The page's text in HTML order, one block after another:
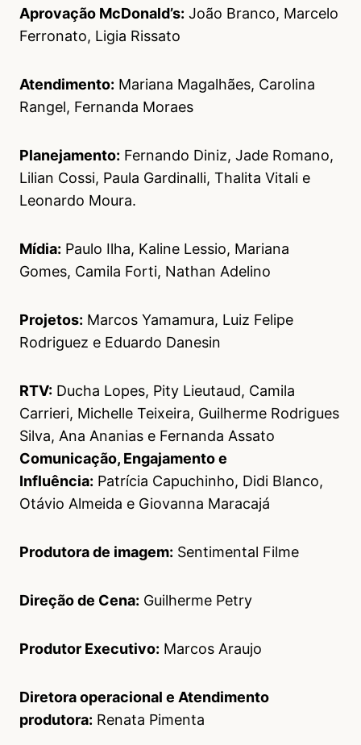
Aprovação McDonald’s: João Branco, Marcelo
Ferronato, Ligia Rissato
Atendimento: Mariana Magalhães, Carolina
Rangel, Fernanda Moraes
Planejamento: Fernando Diniz, Jade Romano,
Lilian Cossi, Paula Gardinalli, Thalita Vitali e
Leonardo Moura.
Mídia: Paulo Ilha, Kaline Lessio, Mariana
Gomes, Camila Forti, Nathan Adelino
Projetos: Marcos Yamamura, Luiz Felipe
Rodriguez e Eduardo Danesin
RTV: Ducha Lopes, Pity Lieutaud, Camila
Carrieri, Michelle Teixeira, Guilherme Rodrigues
Silva, Ana Ananias e Fernanda Assato
Comunicação, Engajamento e
Influência: Patrícia Capuchinho, Didi Blanco,
Otávio Almeida e Giovanna Maracajá
Produtora de imagem: Sentimental Filme
Direção de Cena: Guilherme Petry
Produtor Executivo: Marcos Araujo
Diretora operacional e Atendimento
produtora: Renata Pimenta